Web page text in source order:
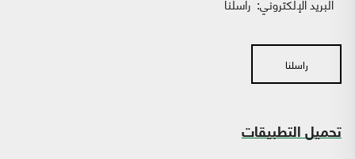
راسلنا
تحميل التطبيقات